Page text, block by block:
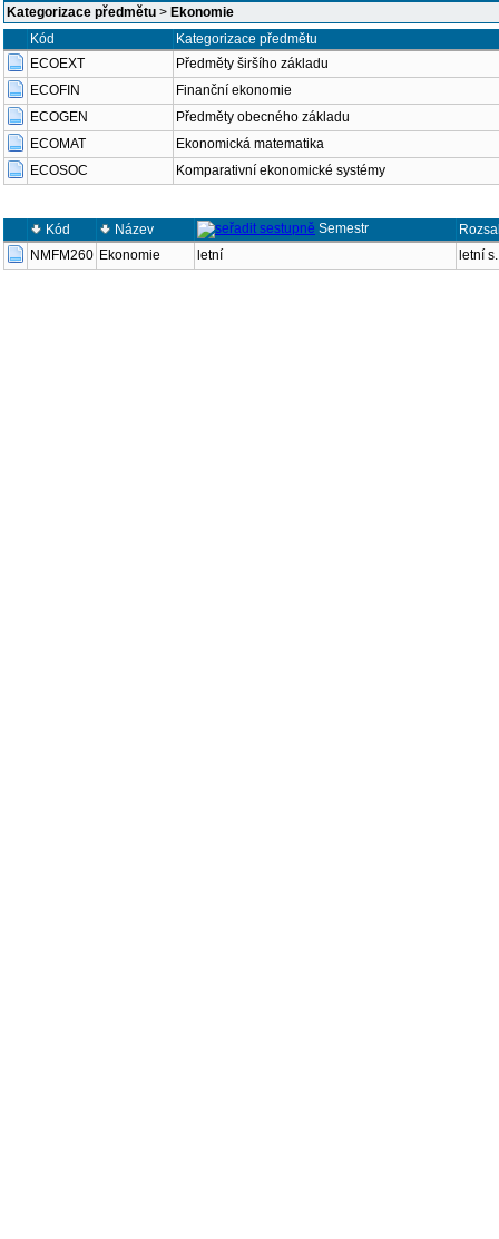
Kategorizace předmětu > Ekonomie
Kód
Kategorizace předmětu
ECOEXT
Předměty širšího základu
ECOFIN
Finanční ekonomie
ECOGEN
Předměty obecného základu
ECOMAT
Ekonomická matematika
ECOSOC
Komparativní ekonomické systémy
Kód Název Semestr
NMFM260 Ekonomie letní letní